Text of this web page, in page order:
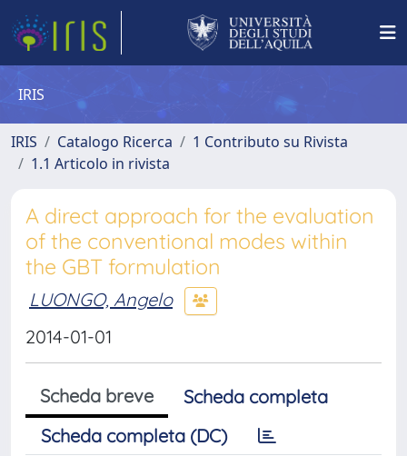
IRIS
IRIS Catalogo Ricerca
1 Contributo su Rivista
1.1 Articolo in rivista
A direct approach for the evaluation
of the conventional modes within
the GBT formulation
LUONGO, Angelo
2014-01-01
Scheda breve
Scheda completa
Scheda completa (DC)